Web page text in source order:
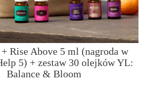
Rise Above 5 ml (nagroda w
5) + zestaw 30 olejków YL:
Balance & Bloom